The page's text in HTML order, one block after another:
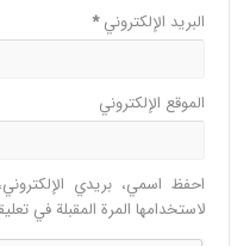
البريد الإلكتروني*
الموقع الإلكتروني
احفظ اسمي، بريدي
لاستخدامها المرة المقبلة في